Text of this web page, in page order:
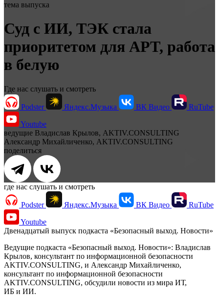
тема выпуска
Суд с ИИ, ТЭК стала
приоритетом для APT, работа
в белую
Где нас слушать и смотреть
Podster Яндекс.Музыка ВК Видео RuTube
Youtube
ведущие Владислав Крылов, AKTIV.CONSULTING
Александр Михайличенко, AKTIV.CONSULTING
поделиться
где нас слушать и смотреть
Podster Яндекс.Музыка ВК Видео RuTube
Youtube
Двенадцатый выпуск подкаста «Безопасный выход. Новости»
Ведущие подкаста «Безопасный выход. Новости»: Владислав
Крылов, консультант по информационной безопасности
AKTIV.CONSULTING, и Александр Михайличенко,
консультант по информационной безопасности
AKTIV.CONSULTING, обсудили новости из мира ИТ,
ИБ и ИИ.